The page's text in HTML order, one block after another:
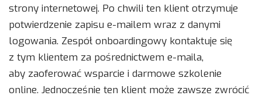
strony internetowej. Po chwili ten klient otrzymuje
potwierdzenie zapisu e-mailem wraz z danymi
logowania. Zespół onboardingowy kontaktuje się
z tym klientem za pośrednictwem e-maila,
aby zaoferować wsparcie i darmowe szkolenie
online. Jednocześnie ten klient może zawsze zwrócić